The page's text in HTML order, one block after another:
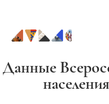
Данные